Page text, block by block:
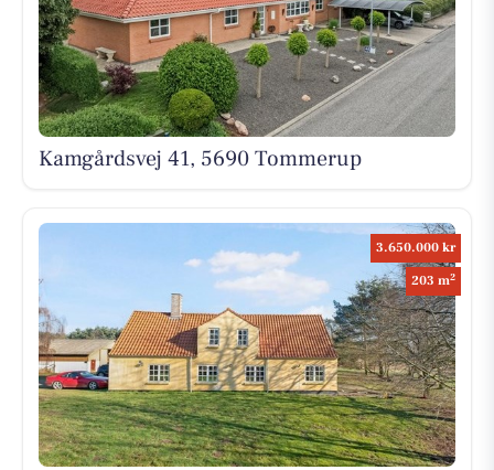
Kamgårdsvej 41, 5690 Tommerup
3.650.000 kr
203 m2